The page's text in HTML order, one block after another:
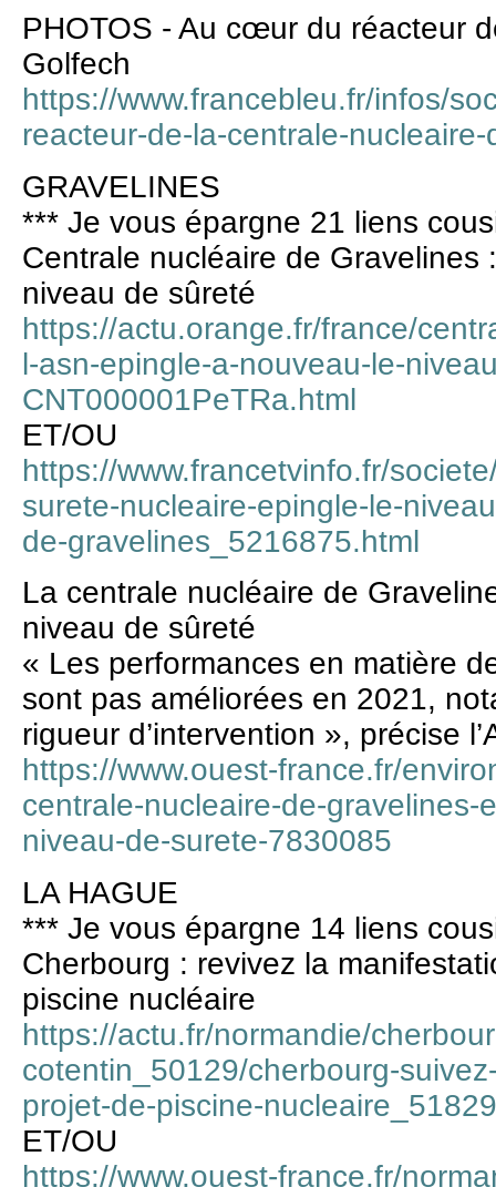
PHOTOS - Au cœur du réacteur
Golfech
https://www.francebleu.fr/infos/
reacteur-de-la-centrale-
GRAVELINES
*** Je vous épargne 21 liens
Centrale nucléaire de Gravelines
niveau de sûreté
https://actu.orange.fr/france/
l-asn-epingle-a-nouveau-le-
CNT000001PeTRa.html
ET/OU
https://www.francetvinfo.fr/
surete-nucleaire-epingle-le-
de-gravelines_5216875.html
La centrale nucléaire de
niveau de sûreté
« Les performances en matière
sont pas améliorées en 2021,
rigueur d’intervention », précise
https://www.ouest-france.fr/
centrale-nucleaire-de-gravelines-
niveau-de-surete-7830085
LA HAGUE
*** Je vous épargne 14 liens
Cherbourg : revivez la
piscine nucléaire
https://actu.fr/normandie/
cotentin_50129/cherbourg-
projet-de-piscine-
ET/OU
https://www.ouest-france.fr/